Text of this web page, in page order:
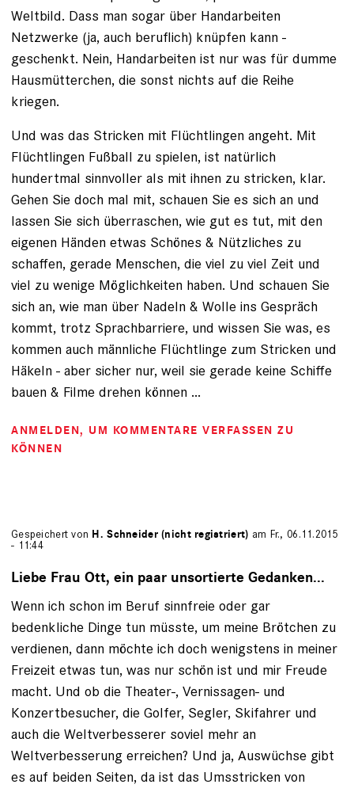
Weltbild. Dass man sogar über Handarbeiten
Netzwerke (ja, auch beruflich) knüpfen kann -
geschenkt. Nein, Handarbeiten ist nur was für dumme
Hausmütterchen, die sonst nichts auf die Reihe
kriegen.
Und was das Stricken mit Flüchtlingen angeht. Mit
Flüchtlingen Fußball zu spielen, ist natürlich
hundertmal sinnvoller als mit ihnen zu stricken, klar.
Gehen Sie doch mal mit, schauen Sie es sich an und
lassen Sie sich überraschen, wie gut es tut, mit den
eigenen Händen etwas Schönes & Nützliches zu
schaffen, gerade Menschen, die viel zu viel Zeit und
viel zu wenige Möglichkeiten haben. Und schauen Sie
sich an, wie man über Nadeln & Wolle ins Gespräch
kommt, trotz Sprachbarriere, und wissen Sie was, es
kommen auch männliche Flüchtlinge zum Stricken und
Häkeln - aber sicher nur, weil sie gerade keine Schiffe
bauen & Filme drehen können ...
ANMELDEN, UM KOMMENTARE VERFASSEN ZU
KÖNNEN
Gespeichert von H. Schneider (nicht registriert) am Fr., 06.11.2015
- 11:44
Liebe Frau Ott, ein paar unsortierte Gedanken...
Wenn ich schon im Beruf sinnfreie oder gar
bedenkliche Dinge tun müsste, um meine Brötchen zu
verdienen, dann möchte ich doch wenigstens in meiner
Freizeit etwas tun, was nur schön ist und mir Freude
macht. Und ob die Theater-, Vernissagen- und
Konzertbesucher, die Golfer, Segler, Skifahrer und
auch die Weltverbesserer soviel mehr an
Weltverbesserung erreichen? Und ja, Auswüchse gibt
es auf beiden Seiten, da ist das Umsstricken von